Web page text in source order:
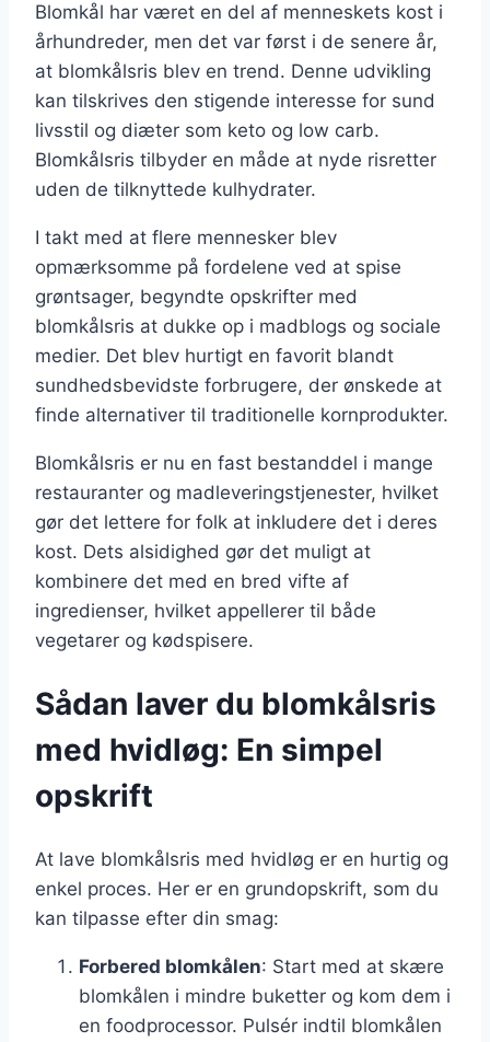
Blomkål har været en del af menneskets kost i
århundreder, men det var først i de senere år,
at blomkålsris blev en trend. Denne udvikling
kan tilskrives den stigende interesse for sund
livsstil og diæter som keto og low carb.
Blomkålsris tilbyder en måde at nyde risretter
uden de tilknyttede kulhydrater.
I takt med at flere mennesker blev
opmærksomme på fordelene ved at spise
grøntsager, begyndte opskrifter med
blomkålsris at dukke op i madblogs og sociale
medier. Det blev hurtigt en favorit blandt
sundhedsbevidste forbrugere, der ønskede at
finde alternativer til traditionelle kornprodukter.
Blomkålsris er nu en fast bestanddel i mange
restauranter og madleveringstjenester, hvilket
gør det lettere for folk at inkludere det i deres
kost. Dets alsidighed gør det muligt at
kombinere det med en bred vifte af
ingredienser, hvilket appellerer til både
vegetarer og kødspisere.
Sådan laver du blomkålsris
med hvidløg: En simpel
opskrift
At lave blomkålsris med hvidløg er en hurtig og
enkel proces. Her er en grundopskrift, som du
kan tilpasse efter din smag:
Forbered blomkålen: Start med at skære
blomkålen i mindre buketter og kom dem i
en foodprocessor. Pulsér indtil blomkålen